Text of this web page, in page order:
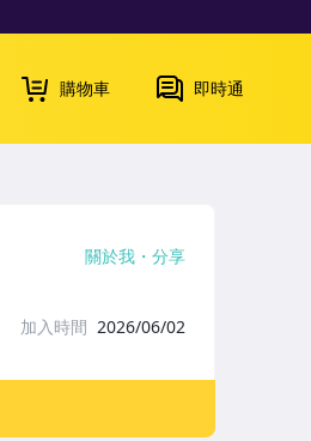
購物車 即時通
關於我 分享
加入時間 2026/06/02